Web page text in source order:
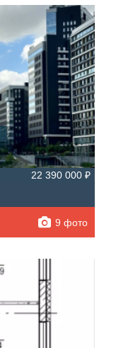
22 390 000 ₽
9 фото